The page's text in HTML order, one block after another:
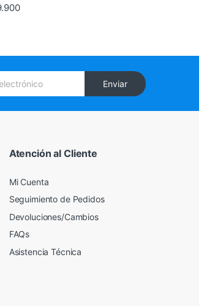
Enviar
Atención al Cliente
Mi Cuenta
Seguimiento de Pedidos
Devoluciones/Cambios
FAQs
Asistencia Técnica